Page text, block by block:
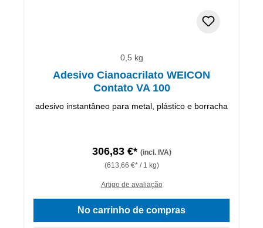
0,5 kg
Adesivo Cianoacrilato WEICON
Contato VA 100
adesivo instantâneo para metal, plástico e borracha
306,83 €* (incl. IVA)
(613,66 €* / 1 kg)
Artigo de avaliação
No carrinho de compras